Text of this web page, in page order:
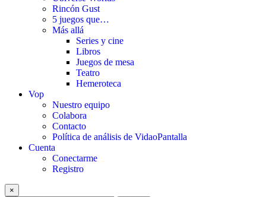
Rincón Gust
5 juegos que…
Más allá
Series y cine
Libros
Juegos de mesa
Teatro
Hemeroteca
Vop
Nuestro equipo
Colabora
Contacto
Política de análisis de VidaoPantalla
Cuenta
Conectarme
Registro
×